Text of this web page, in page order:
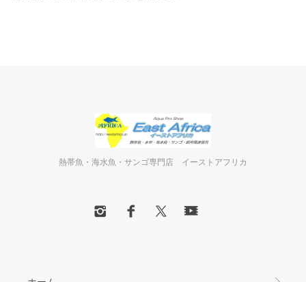
熱帯魚・海水魚・サンゴ専門店 イーストアフリカ